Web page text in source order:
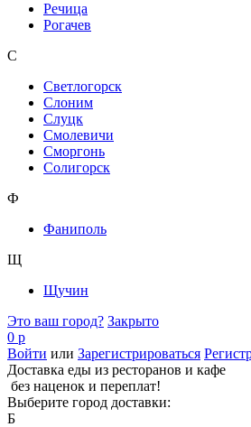
Речица
Рогачев
С
Светлогорск
Слоним
Слуцк
Смолевичи
Сморгонь
Солигорск
Ф
Фаниполь
Щ
Щучин
Это ваш город? Закрыто
0 р
Войти или Зарегистрироваться
Доставка еды из ресторанов и кафе
без наценок и переплат!
Выберите город доставки:
Б